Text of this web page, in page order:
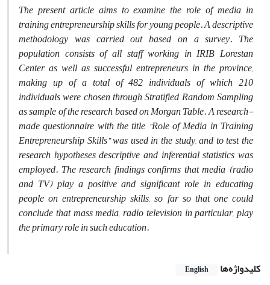
The present article aims to examine the role of media in
training entrepreneurship skills for young people. A descriptive
methodology was carried out based on a survey. The
population consists of all staff working in IRIB Lorestan
Center as well as successful entrepreneurs in the province,
making up of a total of 482 individuals of which 210
individuals were chosen through Stratified Random Sampling
as sample of the research based on Morgan Table. A research-
made questionnaire with the title “Role of Media in Training
Entrepreneurship Skills” was used in the study, and to test the
research hypotheses descriptive and inferential statistics was
employed. The research findings confirms that media (radio
and TV) play a positive and significant role in educating
people on entrepreneurship skills, so far so that one could
conclude that mass media, radio television in particular, play
the primary role in such education.
کلیدواژه‌ها English